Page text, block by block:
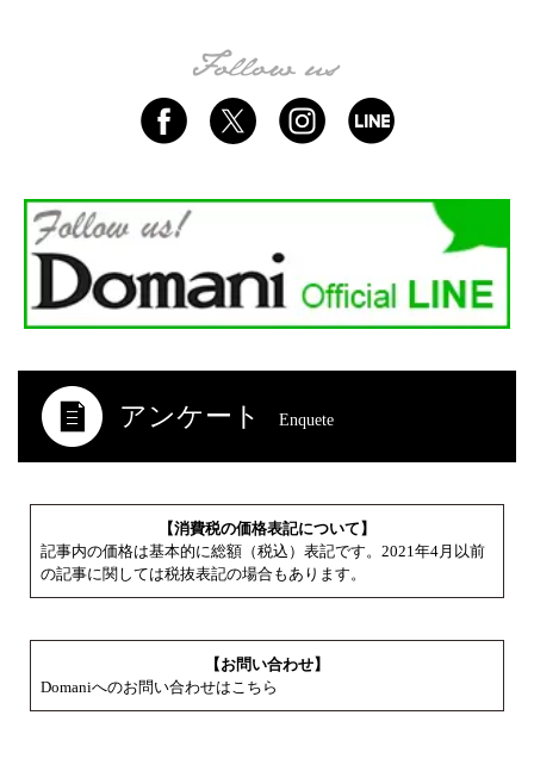
アンケート Enquete
【消費税の価格表記について】
記事内の価格は基本的に総額（税込）表記です。2021年4月以前
の記事に関しては税抜表記の場合もあります。
【お問い合わせ】
Domaniへのお問い合わせはこちら